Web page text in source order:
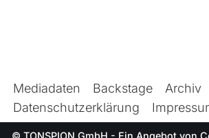
Mediadaten Backstage
Archiv
Datenschutzerklärung